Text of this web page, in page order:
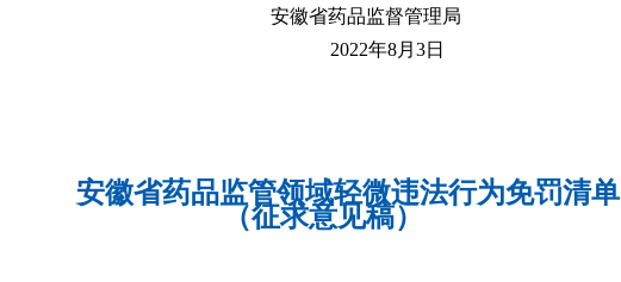
安徽省药品监督管理局
2022年8月3日
安徽省药品监管领域轻微违法行为免罚清单
（征求意见稿）